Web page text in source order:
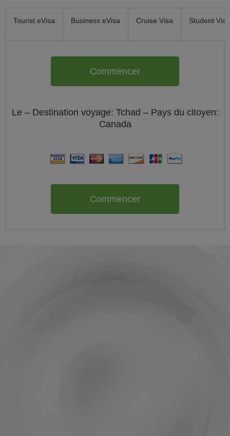
Tourist eVisa Business eVisa Cruise Visa Student Visa
Commencer
Le – Destination voyage: Tchad – Pays du citoyen:
Canada
Commencer